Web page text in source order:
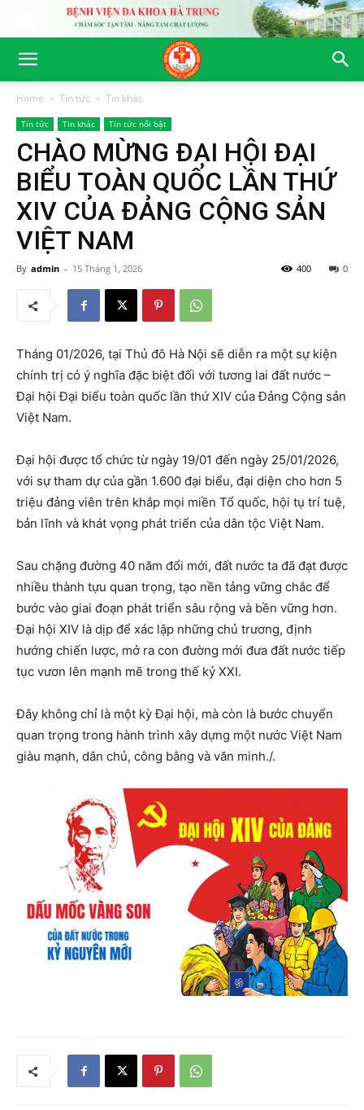
Home Tin tức Tin khác
Tin tức Tin khác Tin tức nổi bật
CHÀO MỪNG ĐẠI HỘI ĐẠI
BIỂU TOÀN QUỐC LẦN THỨ
XIV CỦA ĐẢNG CỘNG SẢN
VIỆT NAM
By admin - 15 Tháng 1, 2026 0
400
Tháng 01/2026, tại Thủ đô Hà Nội sẽ diễn ra một sự kiện
chính trị có ý nghĩa đặc biệt đối với tương lai đất nước –
Đại hội Đại biểu toàn quốc lần thứ XIV của Đảng Cộng sản
Việt Nam.
Đại hội được tổ chức từ ngày 19/01 đến ngày 25/01/2026,
với sự tham dự của gần 1.600 đại biểu, đại diện cho hơn 5
triệu đảng viên trên khắp mọi miền Tổ quốc, hội tụ trí tuệ,
bản lĩnh và khát vọng phát triển của dân tộc Việt Nam.
Sau chặng đường 40 năm đổi mới, đất nước ta đã đạt được
nhiều thành tựu quan trọng, tạo nền tảng vững chắc để
bước vào giai đoạn phát triển sâu rộng và bền vững hơn.
Đại hội XIV là dịp để xác lập những chủ trương, định
hướng chiến lược, mở ra con đường mới đưa đất nước tiếp
tục vươn lên mạnh mẽ trong thế kỷ XXI.
Đây không chỉ là một kỳ Đại hội, mà còn là bước chuyển
quan trọng trong hành trình xây dựng một nước Việt Nam
giàu mạnh, dân chủ, công bằng và văn minh./.